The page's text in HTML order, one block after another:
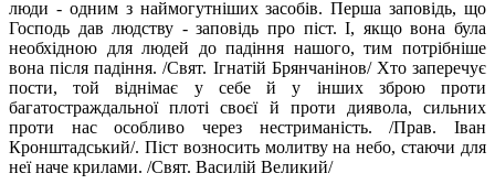
люди - одним з наймогутніших засобів. Перша заповідь, що
Господь дав людству - заповідь про піст. І, якщо вона була
необхідною для людей до падіння нашого, тим потрібніше
вона після падіння. /Свят. Ігнатій Брянчанінов/ Хто заперечує
пости, той віднімає у себе й у інших зброю проти
багатостраждальної плоті своєї й проти диявола, сильних
проти нас особливо через нестриманість. /Прав. Іван
Кронштадський/. Піст возносить молитву на небо, стаючи для
неї наче крилами. /Свят. Василій Великий/